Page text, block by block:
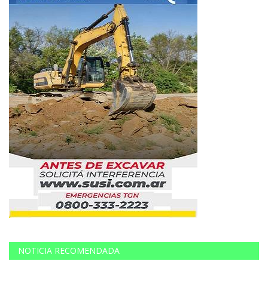
NOTICIA RECOMENDADA